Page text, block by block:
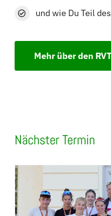
und wie Du Teil
Mehr über den RVT
Nächster Termin